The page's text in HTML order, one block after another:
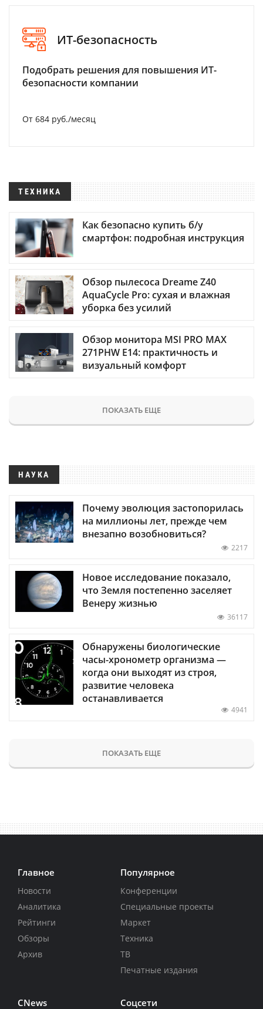
ИТ-безопасность
Подобрать решения для повышения ИТ-
безопасности компании
От 684 руб./месяц
ТЕХНИКА
Как безопасно купить б/у
смартфон: подробная инструкция
Обзор пылесоса Dreame Z40
AquaCycle Pro: сухая и влажная
уборка без усилий
Обзор монитора MSI PRO MAX
271PHW E14: практичность и
визуальный комфорт
ПОКАЗАТЬ ЕЩЕ
НАУКА
Почему эволюция застопорилась
на миллионы лет, прежде чем
внезапно возобновиться?
2217
Новое исследование показало,
что Земля постепенно заселяет
Венеру жизнью
36117
Обнаружены биологические
часы-хронометр организма —
когда они выходят из строя,
развитие человека
останавливается
4941
ПОКАЗАТЬ ЕЩЕ
Главное
Новости
Аналитика
Рейтинги
Обзоры
Архив
Популярное
Конференции
Специальные проекты
Маркет
Техника
ТВ
Печатные издания
CNews Соцсети